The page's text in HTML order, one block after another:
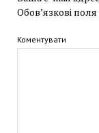
Обов’язкові поля
Коментувати